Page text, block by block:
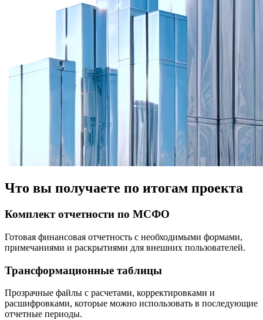
Что вы получаете по итогам проекта
Комплект отчетности по МСФО
Готовая финансовая отчетность с необходимыми формами,
примечаниями и раскрытиями для внешних пользователей.
Трансформационные таблицы
Прозрачные файлы с расчетами, корректировками и
расшифровками, которые можно использовать в последующие
отчетные периоды.